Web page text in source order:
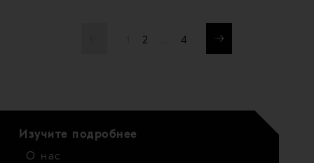
2 4
Изучите подробнее
О нас